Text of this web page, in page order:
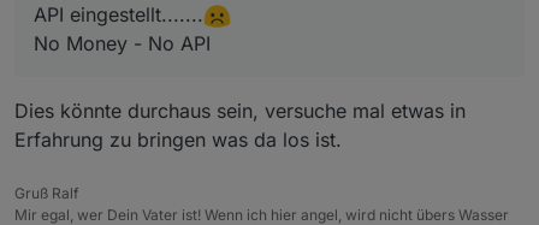
API eingestellt.......
No Money - No API
Dies könnte durchaus sein, versuche mal etwas in
Erfahrung zu bringen was da los ist.
Gruß Ralf
Mir egal, wer Dein Vater ist! Wenn ich hier angel, wird nicht übers Wasser